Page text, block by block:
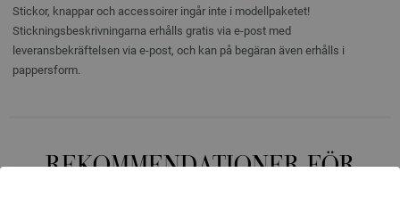
Stickor, knappar och accessoirer ingår inte i modellpaketet!
Stickningsbeskrivningarna erhålls gratis via e-post med
leveransbekräftelsen via e-post, och kan på begäran även erhålls i
pappersform.
REKOMMENDATIONER FÖR